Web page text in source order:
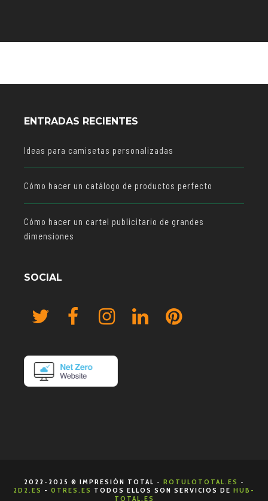
ENTRADAS RECIENTES
Ideas para camisetas personalizadas
Cómo hacer un catálogo de productos perfecto
Cómo hacer un cartel publicitario de grandes
dimensiones
SOCIAL
2022-2025 ® IMPRESIÓN TOTAL - ROTULOTOTAL.ES -
2D2.ES - 0TRES.ES TODOS ELLOS SON SERVICIOS DE HUB-
TOTAL.ES